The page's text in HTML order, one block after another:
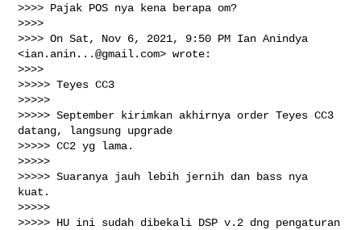
>>>> Pajak POS nya kena berapa om?
>>>>
>>>> On Sat, Nov 6, 2021, 9:50 PM Ian Anindya
<ian.anin...@gmail.com> wrote:
>>>>
>>>>> Teyes CC3
>>>>>
>>>>> September kirimkan akhirnya order Teyes CC3
datang, langsung upgrade
>>>>> CC2 yg lama.
>>>>>
>>>>> Suaranya jauh lebih jernih dan bass nya
kuat.
>>>>>
>>>>> HU ini sudah dibekali DSP v.2 dng pengaturan